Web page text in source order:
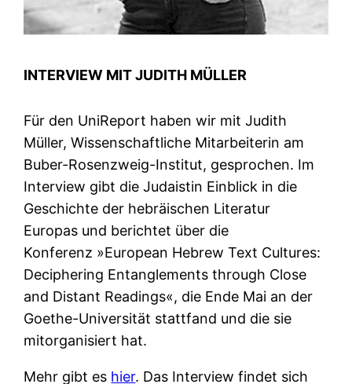
INTERVIEW MIT JUDITH MÜLLER
Für den UniReport haben wir mit Judith
Müller, Wissenschaftliche Mitarbeiterin am
Buber-Rosenzweig-Institut, gesprochen. Im
Interview gibt die Judaistin Einblick in die
Geschichte der hebräischen Literatur
Europas und berichtet über die
Konferenz »European Hebrew Text Cultures:
Deciphering Entanglements through Close
and Distant Readings«, die Ende Mai an der
Goethe-Universität stattfand und die sie
mitorganisiert hat.
Mehr gibt es hier. Das Interview findet sich